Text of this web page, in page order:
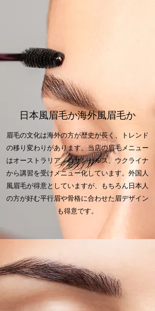
日本風眉毛か海外風眉毛か
眉毛の文化は海外の方が歴史が長く、トレンド
の移り変わりがあります。当店の眉毛メニュー
はオーストラリア、ロサンゼルス、ウクライナ
から講習を受けメニュー化しています。外国人
風眉毛が得意としていますが、もちろん日本人
の方が好む平行眉や骨格に合わせた眉デザイン
も得意です。